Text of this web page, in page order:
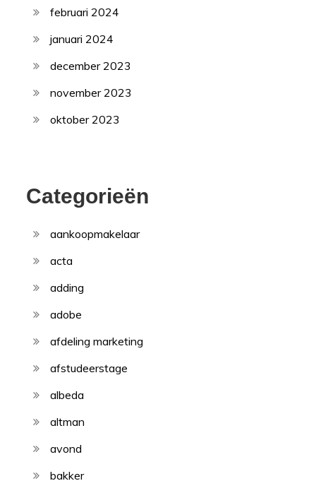
februari 2024
januari 2024
december 2023
november 2023
oktober 2023
Categorieën
aankoopmakelaar
acta
adding
adobe
afdeling marketing
afstudeerstage
albeda
altman
avond
bakker